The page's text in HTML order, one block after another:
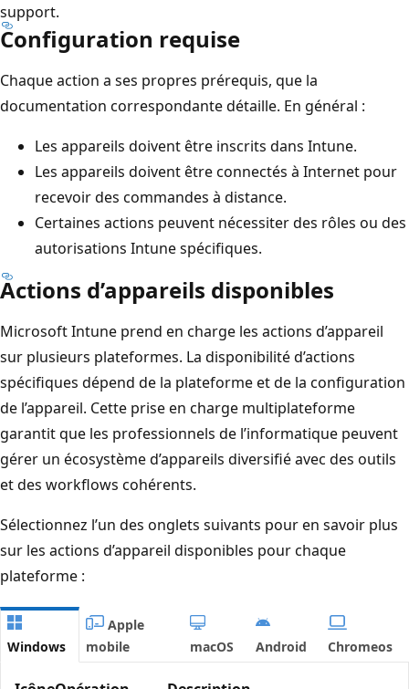
support.
Configuration requise
Chaque action a ses propres prérequis, que la
documentation correspondante détaille. En général :
Les appareils doivent être inscrits dans Intune.
Les appareils doivent être connectés à Internet pour
recevoir des commandes à distance.
Certaines actions peuvent nécessiter des rôles ou des
autorisations Intune spécifiques.
Actions d’appareils disponibles
Microsoft Intune prend en charge les actions d’appareil
sur plusieurs plateformes. La disponibilité d’actions
spécifiques dépend de la plateforme et de la configuration
de l’appareil. Cette prise en charge multiplateforme
garantit que les professionnels de l’informatique peuvent
gérer un écosystème d’appareils diversifié avec des outils
et des workflows cohérents.
Sélectionnez l’un des onglets suivants pour en savoir plus
sur les actions d’appareil disponibles pour chaque
plateforme :
Windows
Apple
mobile
macOS Android Chromeos